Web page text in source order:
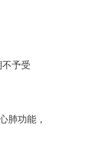
予受
肺功能，